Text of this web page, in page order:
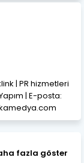
| PR hizmetleri
| E-posta:
fazla göster